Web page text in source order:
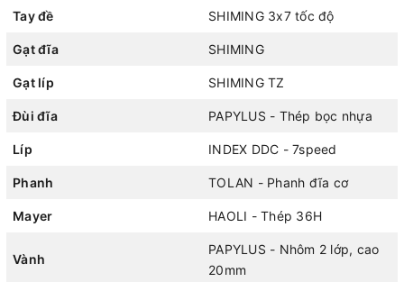
Tay đề SHIMING 3x7 tốc độ
Gạt đĩa SHIMING
Gạt líp SHIMING TZ
Đùi đĩa PAPYLUS - Thép bọc nhựa
Líp INDEX DDC - 7speed
Phanh TOLAN - Phanh đĩa cơ
Mayer HAOLI - Thép 36H
Vành
PAPYLUS - Nhôm 2 lớp, cao
20mm